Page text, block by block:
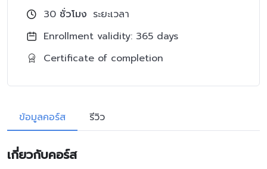
30 ชั่วโมง ระยะเวลา
Enrollment validity: 365 days
Certificate of completion
ข้อมูลคอร์ส รีวิว
เกี่ยวกับคอร์ส